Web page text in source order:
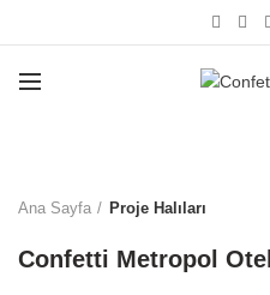
Ana Sayfa Proje Halıları
Confetti Metropol